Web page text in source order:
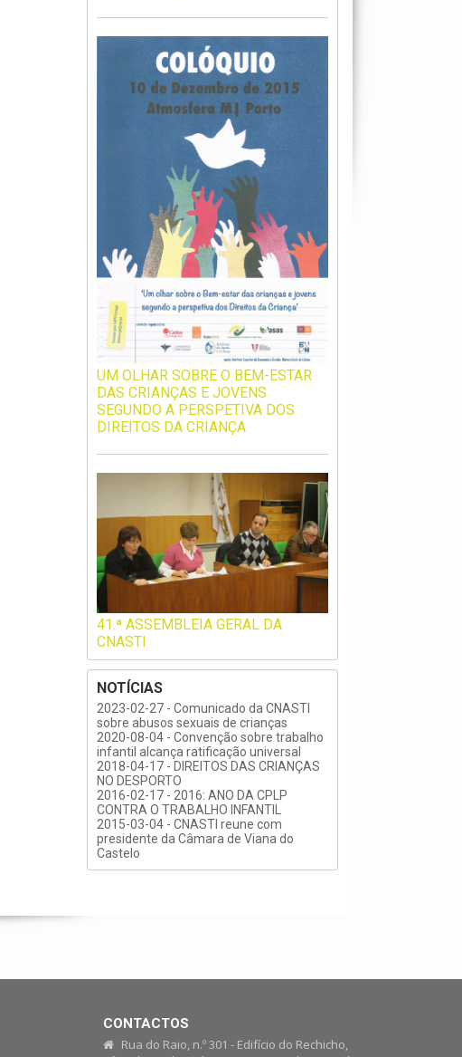
UM OLHAR SOBRE O BEM-ESTAR
DAS CRIANÇAS E JOVENS
SEGUNDO A PERSPETIVA DOS
DIREITOS DA CRIANÇA
41.ª ASSEMBLEIA GERAL DA
CNASTI
NOTÍCIAS
2023-02-27 - Comunicado da CNASTI
sobre abusos sexuais de crianças
2020-08-04 - Convenção sobre trabalho
infantil alcança ratificação universal
2018-04-17 - DIREITOS DAS CRIANÇAS
NO DESPORTO
2016-02-17 - 2016: ANO DA CPLP
CONTRA O TRABALHO INFANTIL
2015-03-04 - CNASTI reune com
presidente da Câmara de Viana do
Castelo
CONTACTOS
Rua do Raio, n.º 301 - Edifício do Rechicho,